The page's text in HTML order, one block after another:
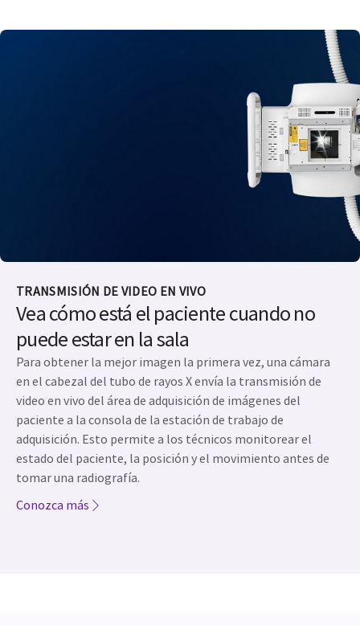
TRANSMISIÓN DE VIDEO EN VIVO
Vea cómo está el paciente cuando no
puede estar en la sala
Para obtener la mejor imagen la primera vez, una cámara
en el cabezal del tubo de rayos X envía la transmisión de
video en vivo del área de adquisición de imágenes del
paciente a la consola de la estación de trabajo de
adquisición. Esto permite a los técnicos monitorear el
estado del paciente, la posición y el movimiento antes de
tomar una radiografía.
Conozca más